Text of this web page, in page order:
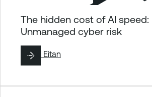
The hidden cost of AI speed:
Unmanaged cyber risk
ByAri Eitan